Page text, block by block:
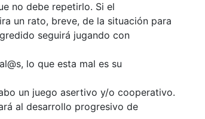
no debe repetirlo. Si el
un rato, breve, de la situación para
seguirá jugando con
lo que esta mal es su
un juego asertivo y/o cooperativo.
al desarrollo progresivo de